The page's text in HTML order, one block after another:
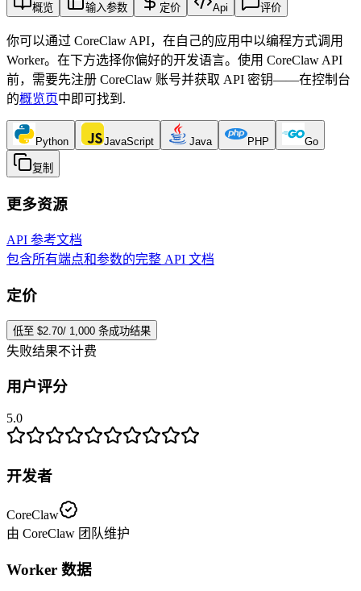
概览 输入参数 定价 Api 评价
你可以通过 CoreClaw API，在自己的应用中以编程方式调用
Worker。在下方选择你偏好的开发语言。使用 CoreClaw API
前，需要先注册 CoreClaw 账号并获取 API 密钥——在控制台
的概览页中即可找到 .
Python JavaScript Java PHP Go
复制
更多资源
API 参考文档
包含所有端点和参数的完整 API 文档
定价
低至 $2.70/ 1,000 条成功结果
失败结果不计费
用户评分
5.0
开发者
CoreClaw
由 CoreClaw 团队维护
Worker 数据